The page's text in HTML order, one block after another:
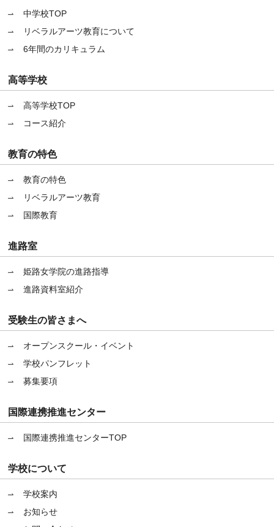
中学校TOP
リベラルアーツ教育について
6年間のカリキュラム
高等学校
高等学校TOP
コース紹介
教育の特色
教育の特色
リベラルアーツ教育
国際教育
進路室
姫路女学院の進路指導
進路資料室紹介
受験生の皆さまへ
オープンスクール・イベント
学校パンフレット
募集要項
国際連携推進センター
国際連携推進センターTOP
学校について
学校案内
お知らせ